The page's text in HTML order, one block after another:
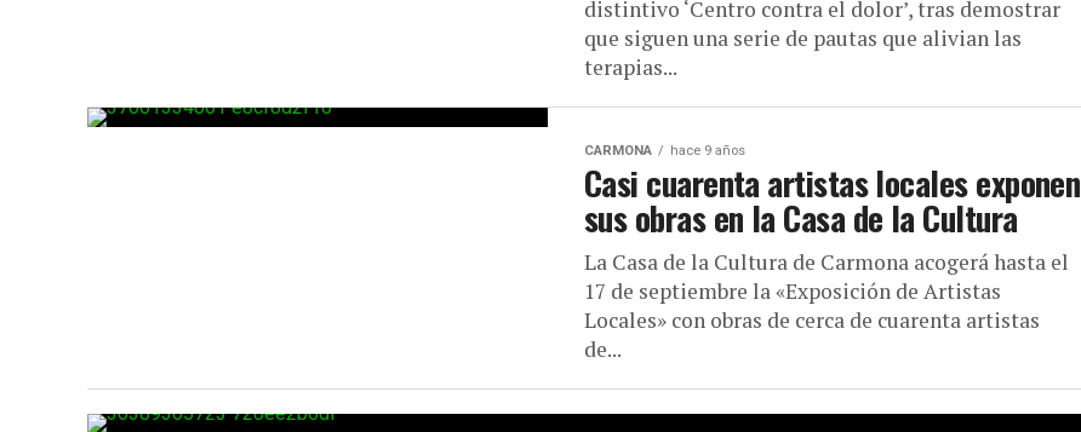
distintivo ‘Centro contra el dolor’, tras demostrar
que siguen una serie de pautas que alivian las
terapias...
CARMONA hace 9 años
Casi cuarenta artistas locales exponen
sus obras en la Casa de la Cultura
La Casa de la Cultura de Carmona acogerá hasta el
17 de septiembre la «Exposición de Artistas
Locales» con obras de cerca de cuarenta artistas
de...